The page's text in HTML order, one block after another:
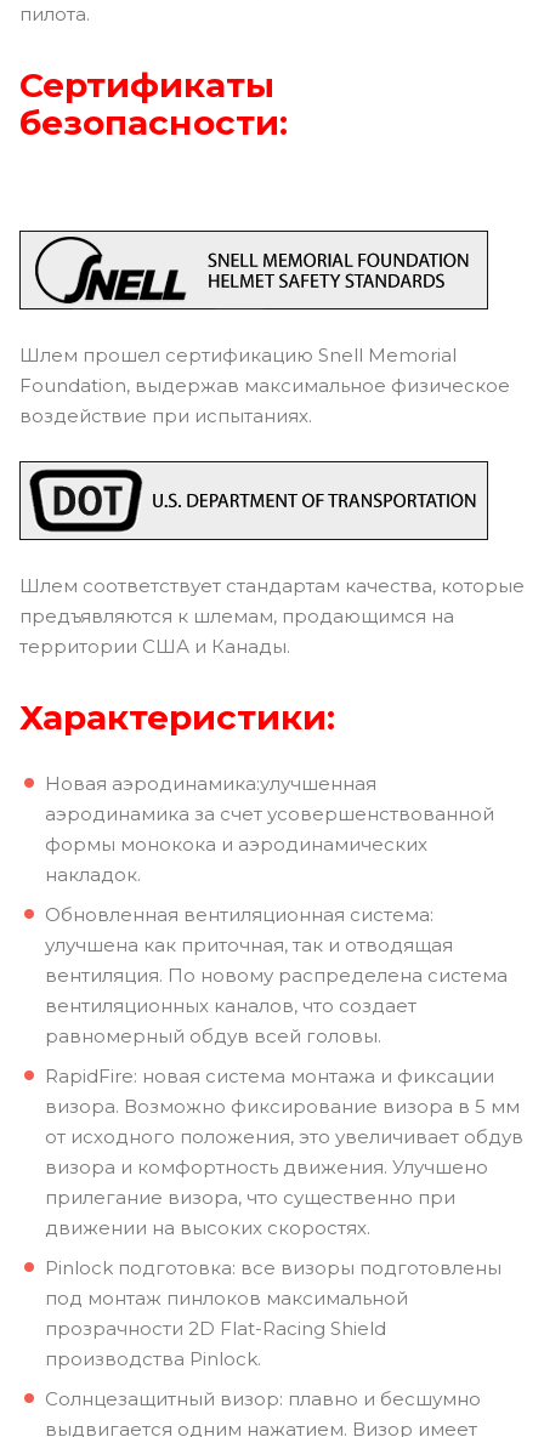
пилота.
Сертификаты
безопасности:
Шлем прошел сертификацию Snell Memorial
Foundation, выдержав максимальное физическое
воздействие при испытаниях.
Шлем соответствует стандартам качества, которые
предъявляются к шлемам, продающимся на
территории США и Канады.
Характеристики:
Новая аэродинамика:улучшенная
аэродинамика за счет усовершенствованной
формы монокока и аэродинамических
накладок.
Обновленная вентиляционная система:
улучшена как приточная, так и отводящая
вентиляция. По новому распределена система
вентиляционных каналов, что создает
равномерный обдув всей головы.
RapidFire: новая система монтажа и фиксации
визора. Возможно фиксирование визора в 5 мм
от исходного положения, это увеличивает обдув
визора и комфортность движения. Улучшено
прилегание визора, что существенно при
движении на высоких скоростях.
Pinlock подготовка: все визоры подготовлены
под монтаж пинлоков максимальной
прозрачности 2D Flat-Racing Shield
производства Pinlock.
Солнцезащитный визор: плавно и бесшумно
выдвигается одним нажатием. Визор имеет